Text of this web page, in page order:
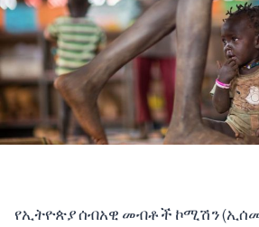
የኢትዮጵያ ሰብአዊ መብቶች ኮሚሽን